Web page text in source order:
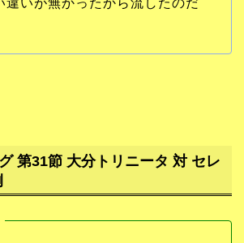
違いが無かったから流したのだ
第31節 大分トリニータ 対 セレ